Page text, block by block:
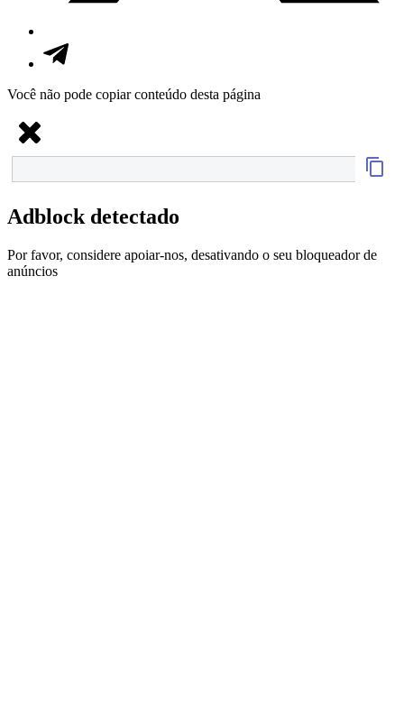
Você não pode copiar conteúdo desta página
Adblock detectado
Por favor, considere apoiar-nos, desativando o seu bloqueador de
anúncios